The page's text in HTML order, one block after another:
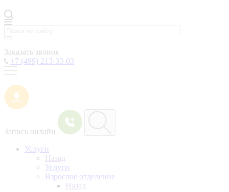
Заказать звонок
+7 (499) 213-33-03
Запись онлайн
Услуги
Назад
Услуги
Взрослое отделение
Назад